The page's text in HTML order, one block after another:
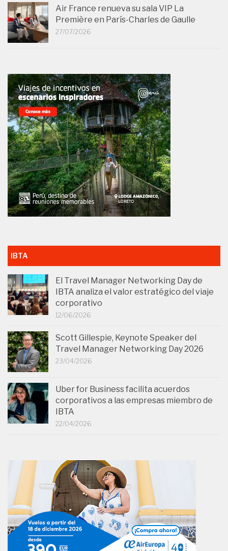
Air France renueva su sala VIP La
Première en París-Charles de Gaulle
27/07/2026
IBTA
El Travel Manager Networking Day de
IBTA analiza el valor estratégico del viaje
corporativo
12/06/2026
Scott Gillespie, Keynote Speaker del
Travel Manager Networking Day 2026
23/04/2026
Uber for Business facilita acuerdos
corporativos a las empresas miembro de
IBTA
22/04/2026